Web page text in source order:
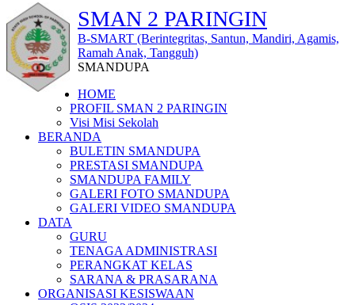
SMAN 2 PARINGIN
B-SMART (Berintegritas, Santun, Mandiri, Agamis,
Ramah Anak, Tangguh)
SMANDUPA
HOME
PROFIL SMAN 2 PARINGIN
Visi Misi Sekolah
BERANDA
BULETIN SMANDUPA
PRESTASI SMANDUPA
SMANDUPA FAMILY
GALERI FOTO SMANDUPA
GALERI VIDEO SMANDUPA
DATA
GURU
TENAGA ADMINISTRASI
PERANGKAT KELAS
SARANA & PRASARANA
ORGANISASI KESISWAAN